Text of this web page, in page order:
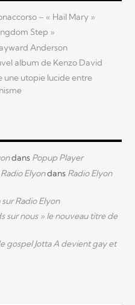
– « Hail Mary »
Step »
Anderson
album de Kenzo David
une utopie lucide entre
dans Popup Player
Elyondans Radio Elyon
sur Radio Elyon
sur nous » le nouveau titre de
gospel Jotta A devient gay et